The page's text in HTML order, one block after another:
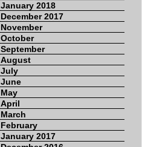
January 2018
December 2017
November
October
September
August
July
June
May
April
March
February
January 2017